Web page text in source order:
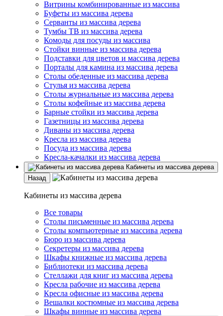
Витрины комбинированные из массива
Буфеты из массива дерева
Серванты из массива дерева
Тумбы ТВ из массива дерева
Комоды для посуды из массива
Стойки винные из массива дерева
Подставки для цветов и массива дерева
Порталы для камина из массива дерева
Столы обеденные из массива дерева
Стулья из массива дерева
Столы журнальные из массива дерева
Столы кофейные из массива дерева
Барные стойки из массива дерева
Газетницы из массива дерева
Диваны из массива дерева
Кресла из массива дерева
Посуда из массива дерева
Кресла-качалки из массива дерева
Кабинеты из массива дерева
Назад
Кабинеты из массива дерева
Все товары
Столы письменные из массива дерева
Столы компьютерные из массива дерева
Бюро из массива дерева
Секретеры из массива дерева
Шкафы книжные из массива дерева
Библиотеки из массива дерева
Стеллажи для книг из массива дерева
Кресла рабочие из массива дерева
Кресла офисные из массива дерева
Вешалки костюмные из массива дерева
Шкафы винные из массива дерева